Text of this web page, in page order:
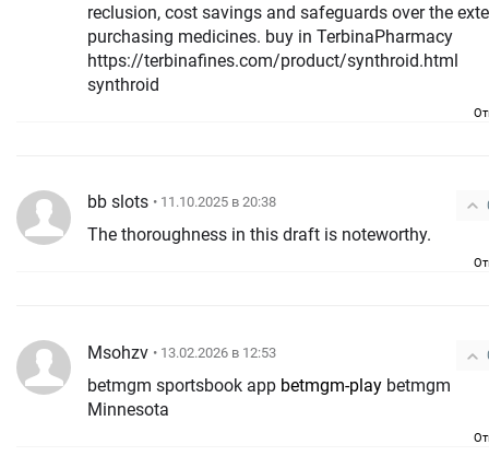
reclusion, cost savings and safeguards over the
purchasing medicines. buy in TerbinaPharmacy
https://terbinafines.com/product/synthroid.html
synthroid
bb slots • 11.10.2025 в 20:38
The thoroughness in this draft is noteworthy.
Msohzv • 13.02.2026 в 12:53
betmgm sportsbook app betmgm-play betmgm
Minnesota